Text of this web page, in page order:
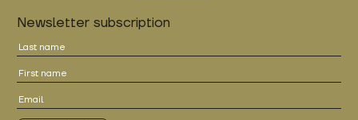
Newsletter subscription